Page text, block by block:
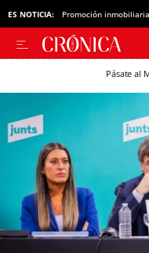
ES NOTICIA: Promoción
Pásate al